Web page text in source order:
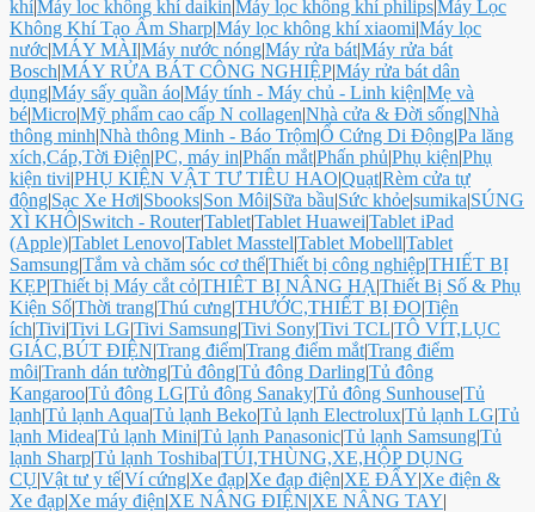
khí|Máy loc không khí daikin|Máy lọc không khí philips|Máy Lọc
Không Khí Tạo Ẩm Sharp|Máy lọc không khí xiaomi|Máy lọc
nước|MÁY MÀI|Máy nước nóng|Máy rửa bát|Máy rửa bát
Bosch|MÁY RỬA BÁT CÔNG NGHIỆP|Máy rửa bát dân
dụng|Máy sấy quần áo|Máy tính - Máy chủ - Linh kiện|Mẹ và
bé|Micro|Mỹ phẩm cao cấp N collagen|Nhà cửa & Đời sống|Nhà
thông minh|Nhà thông Minh - Báo Trộm|Ổ Cứng Di Động|Pa lăng
xích,Cáp,Tời Điện|PC, máy in|Phấn mắt|Phấn phủ|Phụ kiện|Phụ
kiện tivi|PHỤ KIỆN VẬT TƯ TIÊU HAO|Quạt|Rèm cửa tự
động|Sạc Xe Hơi|Sbooks|Son Môi|Sữa bầu|Sức khỏe|sumika|SÚNG
XÌ KHÔ|Switch - Router|Tablet|Tablet Huawei|Tablet iPad
(Apple)|Tablet Lenovo|Tablet Masstel|Tablet Mobell|Tablet
Samsung|Tắm và chăm sóc cơ thể|Thiết bị công nghiệp|THIẾT BỊ
KẸP|Thiết bị Máy cắt cỏ|THIÊT BỊ NÂNG HẠ|Thiết Bị Số & Phụ
Kiện Số|Thời trang|Thú cưng|THƯỚC,THIẾT BỊ ĐO|Tiện
ích|Tivi|Tivi LG|Tivi Samsung|Tivi Sony|Tivi TCL|TÔ VÍT,LỤC
GIÁC,BÚT ĐIỆN|Trang điểm|Trang điểm mắt|Trang điểm
môi|Tranh dán tường|Tủ đông|Tủ đông Darling|Tủ đông
Kangaroo|Tủ đông LG|Tủ đông Sanaky|Tủ đông Sunhouse|Tủ
lạnh|Tủ lạnh Aqua|Tủ lạnh Beko|Tủ lạnh Electrolux|Tủ lạnh LG|Tủ
lạnh Midea|Tủ lạnh Mini|Tủ lạnh Panasonic|Tủ lạnh Samsung|Tủ
lạnh Sharp|Tủ lạnh Toshiba|TÚI,THÙNG,XE,HỘP DỤNG
CỤ|Vật tư y tế|Ví cứng|Xe đạp|Xe đạp điện|XE ĐẨY|Xe điện &
Xe đạp|Xe máy điện|XE NÂNG ĐIỆN|XE NÂNG TAY|